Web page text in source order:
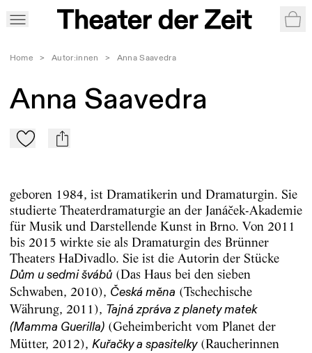
Home > Autor:innen > Anna Saavedra
Anna Saavedra
Zu Mein-TdZ hinzufügen
mail
geboren 1984, ist Dramatikerin und Dramaturgin. Sie
studierte Theaterdramaturgie an der Janáček-Akademie
für Musik und Darstellende Kunst in Brno. Von 2011
bis 2015 wirkte sie als Dramaturgin des Brünner
Theaters HaDivadlo. Sie ist die Autorin der Stücke
Dům u sedmi švábů(Das Haus bei den sieben
Schwaben, 2010), Česká měna (Tschechische
Währung, 2011), Tajná zpráva z planety matek
(Mamma Guerilla)(Geheimbericht vom Planet der
Mütter, 2012), Kuřačky a spasitelky(Raucherinnen